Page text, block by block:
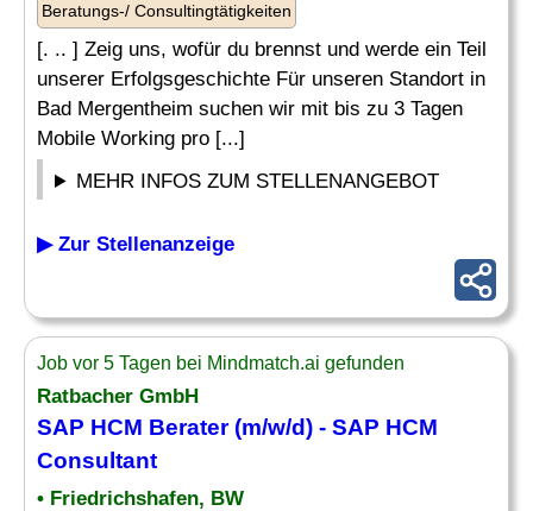
Beratungs-/ Consultingtätigkeiten
[. .. ] Zeig uns, wofür du brennst und werde ein Teil
unserer Erfolgsgeschichte Für unseren Standort in
Bad Mergentheim suchen wir mit bis zu 3 Tagen
Mobile Working pro [...]
MEHR INFOS ZUM STELLENANGEBOT
▶ Zur Stellenanzeige
Job vor 5 Tagen bei Mindmatch.ai gefunden
Ratbacher GmbH
SAP HCM Berater(m/w/d) - SAP HCM
Consultant
• Friedrichshafen, BW